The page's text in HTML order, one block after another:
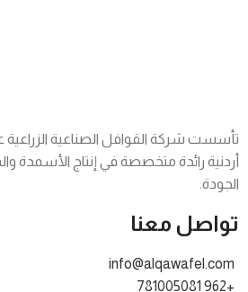
أردنية رائدة متخصصة في إنتاج الأسمدة
الجودة.
تواصل معنا
info@alqawafel.com
+962 781005081